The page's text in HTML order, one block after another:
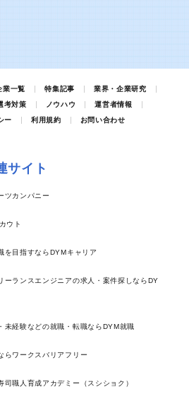
業一覧 特集記事
業界・企業研究
考対策 ノウハウ
運営者情報
ー
利用規約 お問い合わせ
サイト
ツカンパニー
ウト
を目指すならDYMキャリア
ーランスエンジニアの求人・案件探しならDY
未経験などの就職・転職ならDYM就職
らワークスバリアフリー
職人育成アカデミー（スシショク）